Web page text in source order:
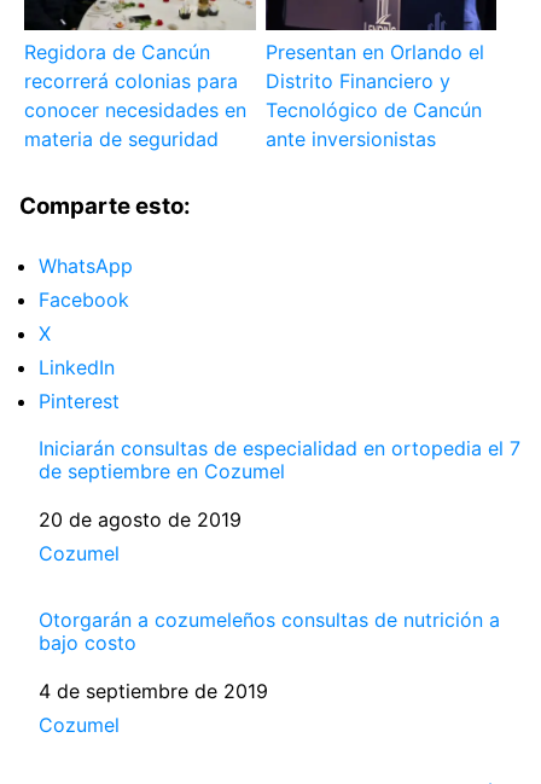
Regidora de Cancún
recorrerá colonias para
conocer necesidades en
materia de seguridad
Presentan en Orlando el
Distrito Financiero y
Tecnológico de Cancún
ante inversionistas
Comparte esto:
WhatsApp
Facebook
X
LinkedIn
Pinterest
Iniciarán consultas de especialidad en ortopedia el 7
de septiembre en Cozumel
Fecha
20 de agosto de 2019
Respecto a
Cozumel
Otorgarán a cozumeleños consultas de nutrición a
bajo costo
Fecha
4 de septiembre de 2019
Respecto a
Cozumel